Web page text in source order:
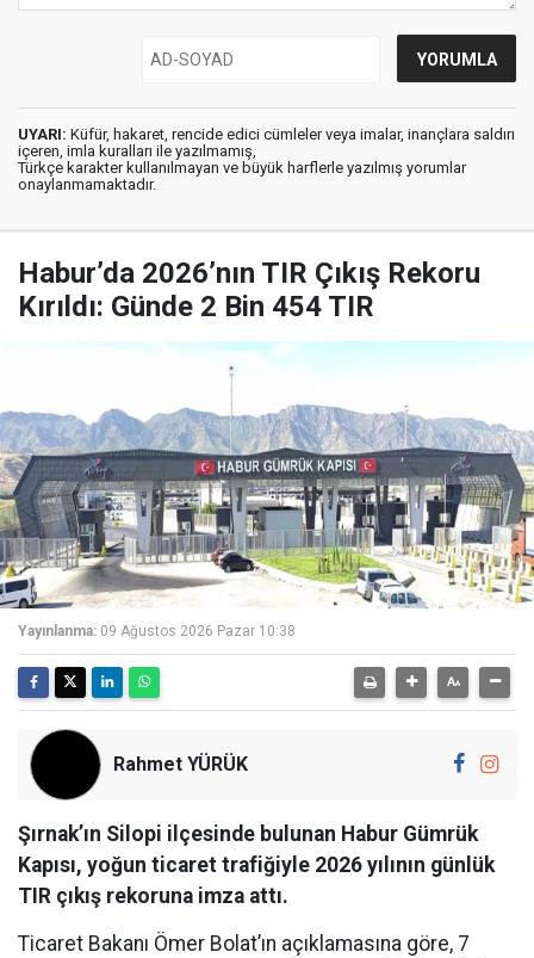
UYARI: Küfür, hakaret, rencide edici cümleler veya imalar, inançlara saldırı
içeren, imla kuralları ile yazılmamış,
Türkçe karakter kullanılmayan ve büyük harflerle yazılmış yorumlar
onaylanmamaktadır.
Habur’da 2026’nın TIR Çıkış Rekoru
Kırıldı: Günde 2 Bin 454 TIR
Yayınlanma: 09 Ağustos 2026 Pazar 10:38
Rahmet YÜRÜK
Şırnak’ın Silopi ilçesinde bulunan Habur Gümrük
Kapısı, yoğun ticaret trafiğiyle 2026 yılının günlük
TIR çıkış rekoruna imza attı.
Ticaret Bakanı Ömer Bolat’ın açıklamasına göre, 7